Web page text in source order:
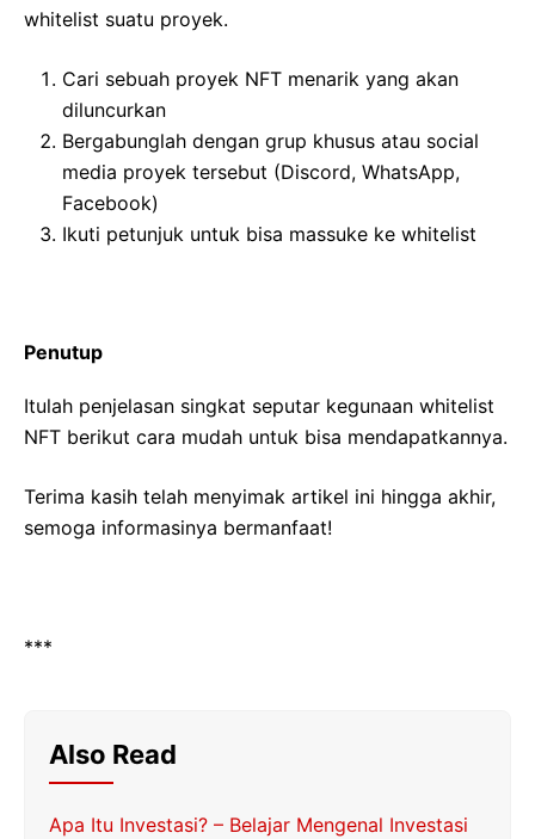
whitelist suatu proyek.
Cari sebuah proyek NFT menarik yang akan
diluncurkan
Bergabunglah dengan grup khusus atau social
media proyek tersebut (Discord, WhatsApp,
Facebook)
Ikuti petunjuk untuk bisa massuke ke whitelist
Penutup
Itulah penjelasan singkat seputar kegunaan whitelist
NFT berikut cara mudah untuk bisa mendapatkannya.
Terima kasih telah menyimak artikel ini hingga akhir,
semoga informasinya bermanfaat!
***
Also Read
Apa Itu Investasi? – Belajar Mengenal Investasi